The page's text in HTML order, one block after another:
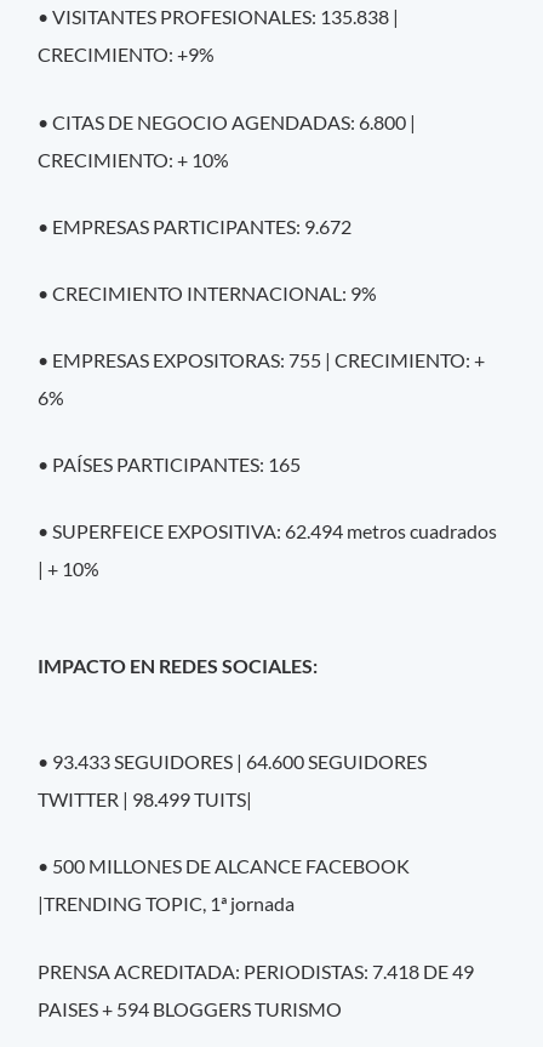
• VISITANTES PROFESIONALES: 135.838 |
CRECIMIENTO: +9%
• CITAS DE NEGOCIO AGENDADAS: 6.800 |
CRECIMIENTO: + 10%
• EMPRESAS PARTICIPANTES: 9.672
• CRECIMIENTO INTERNACIONAL: 9%
• EMPRESAS EXPOSITORAS: 755 | CRECIMIENTO: +
6%
• PAÍSES PARTICIPANTES: 165
• SUPERFEICE EXPOSITIVA: 62.494 metros cuadrados
| + 10%
IMPACTO EN REDES SOCIALES:
• 93.433 SEGUIDORES | 64.600 SEGUIDORES
TWITTER | 98.499 TUITS|
• 500 MILLONES DE ALCANCE FACEBOOK
|TRENDING TOPIC, 1ª jornada
PRENSA ACREDITADA: PERIODISTAS: 7.418 DE 49
PAISES + 594 BLOGGERS TURISMO